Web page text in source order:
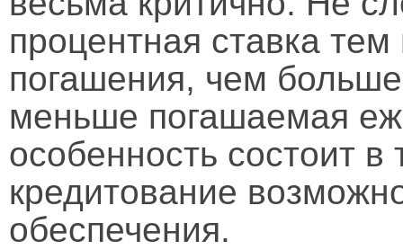
процентная ставка
погашения, чем
меньше погашаемая
особенность состоит в
кредитование
обеспечения.